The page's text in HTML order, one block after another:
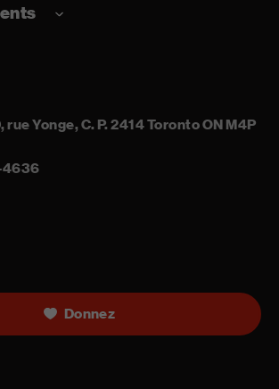
Yonge, C. P. 2414 Toronto ON M4P
4636
Donnez